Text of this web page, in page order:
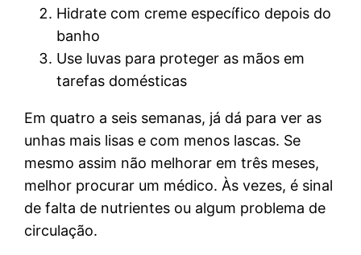
Hidrate com creme específico depois do
banho
Use luvas para proteger as mãos em
tarefas domésticas
Em quatro a seis semanas, já dá para ver as
unhas mais lisas e com menos lascas. Se
mesmo assim não melhorar em três meses,
melhor procurar um médico. Às vezes, é sinal
de falta de nutrientes ou algum problema de
circulação.